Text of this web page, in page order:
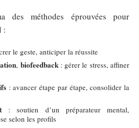
des méthodes éprouvées pour
:
le geste, anticiper la réussite
, biofeedback: gérer le stress, affiner
: avancer étape par étape, consolider la
: soutien d’un préparateur mental,
selon les profils